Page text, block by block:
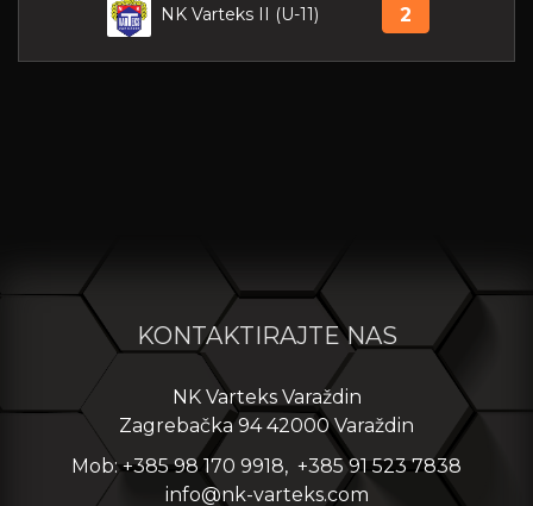
NK Varteks II (U-11) 2
KONTAKTIRAJTE NAS
NK Varteks Varaždin
Zagrebačka 94 42000 Varaždin
Mob: +385 98 170 9918, +385 91 523 7838
info@nk-varteks.com